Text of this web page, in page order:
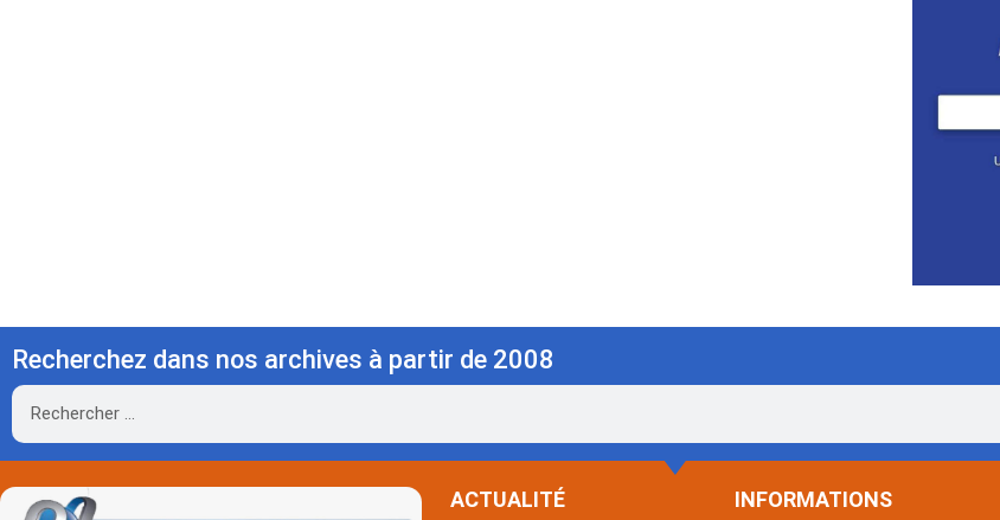
Recherchez dans nos archives à partir de 2008
Rechercher
ACTUALITÉ INFORMATIONS